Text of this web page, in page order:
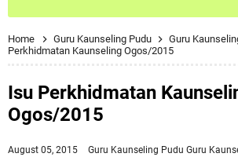
Home Guru Kaunseling Pudu Guru
Perkhidmatan Kaunseling Ogos/2015
Isu Perkhidmatan
Ogos/2015
August 05, 2015 Guru Kaunseling Pudu Guru